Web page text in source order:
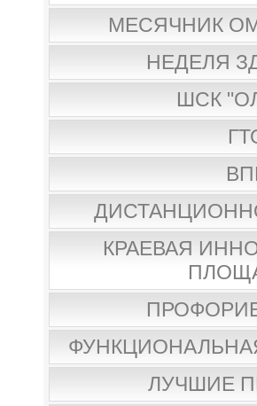
МЕСЯЧНИК
НЕДЕЛЯ
ШСК
КРАЕВАЯ
ЛУЧШИЕ